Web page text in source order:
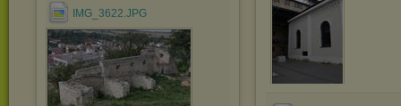
IMG_3622.JPG